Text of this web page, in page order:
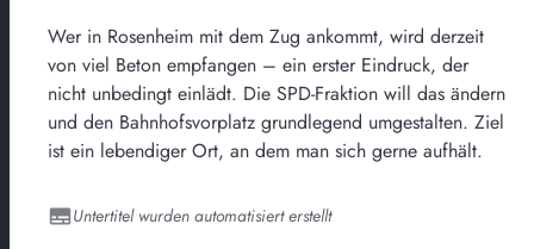
Wer in Rosenheim mit dem Zug ankommt, wird derzeit
von viel Beton empfangen – ein erster Eindruck, der
nicht unbedingt einlädt. Die SPD-Fraktion will das ändern
und den Bahnhofsvorplatz grundlegend umgestalten. Ziel
ist ein lebendiger Ort, an dem man sich gerne aufhält.
Untertitel wurden automatisiert erstellt